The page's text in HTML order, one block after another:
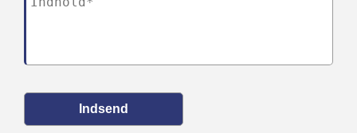
Indsend